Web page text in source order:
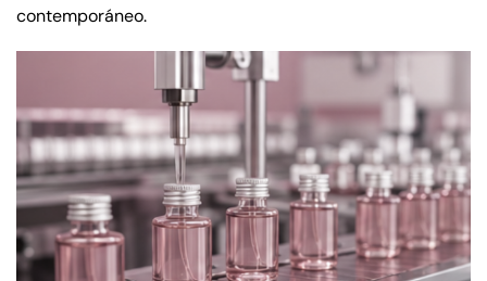
contemporáneo.